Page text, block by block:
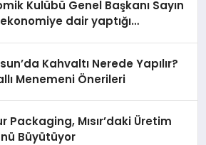
Kulübü Genel Başkanı Sayın
dair yaptığı
Kahvaltı Nerede Yapılır?
Menemeni Önerileri
Packaging, Mısır’daki Üretim
Büyütüyor